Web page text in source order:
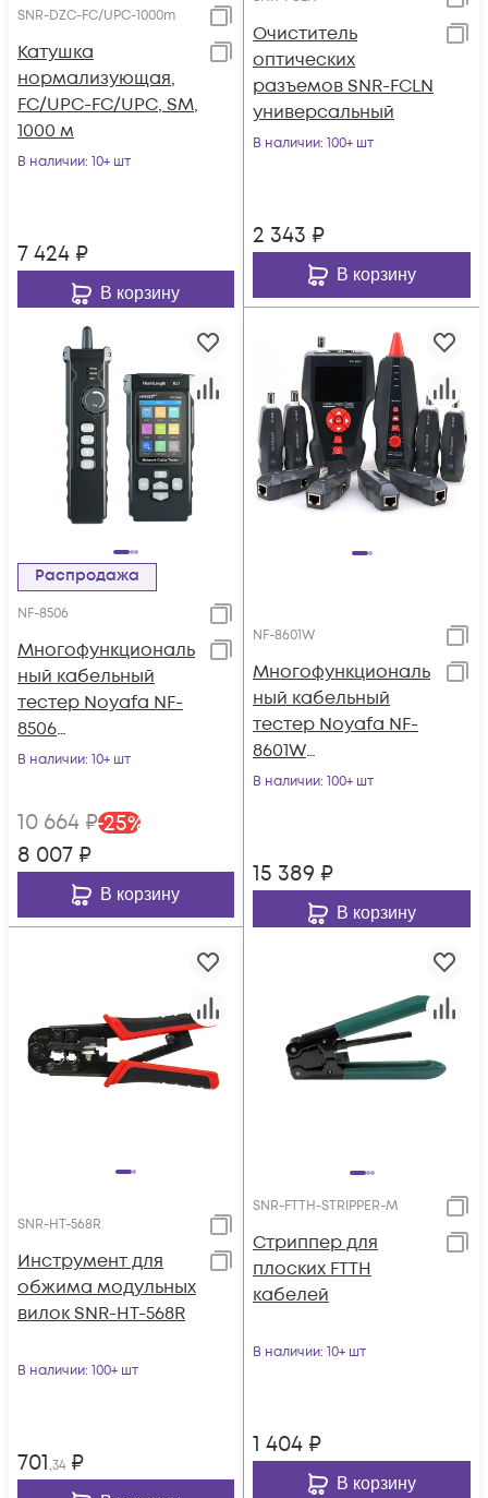
SNR-DZC-FC/UPC-1000m
Катушка
нормализующая,
FC/UPC-FC/UPC, SM,
1000 м
В наличии: 10+ шт
7 424 ₽
В корзину
Очиститель
оптических
разъемов SNR-FCLN
универсальный
В наличии: 100+ шт
2 343 ₽
В корзину
Распродажа
NF-8506
Многофункциональ
ный кабельный
тестер Noyafa NF-
8506
(Русифицированно
В наличии: 10+ шт
10 664 ₽-25%
8 007 ₽
В корзину
NF-8601W
Многофункциональ
ный кабельный
тестер Noyafa NF-
8601W
(Русифицированно
В наличии: 100+ шт
15 389 ₽
В корзину
SNR-HT-568R
Инструмент для
обжима модульных
вилок SNR-HT-568R
В наличии: 100+ шт
701,34 ₽
SNR-FTTH-STRIPPER-M
Стриппер для
плоских FTTH
кабелей
В наличии: 10+ шт
1 404 ₽
В корзину